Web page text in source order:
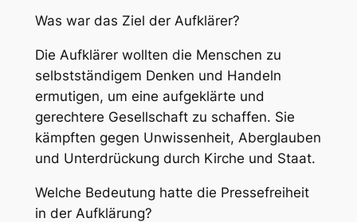
Was war das Ziel der Aufklärer?
Die Aufklärer wollten die Menschen zu
selbstständigem Denken und Handeln
ermutigen, um eine aufgeklärte und
gerechtere Gesellschaft zu schaffen. Sie
kämpften gegen Unwissenheit, Aberglauben
und Unterdrückung durch Kirche und Staat.
Welche Bedeutung hatte die Pressefreiheit
in der Aufklärung?